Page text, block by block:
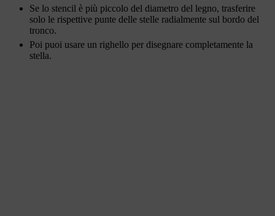
Se lo stencil è più piccolo del diametro del legno, trasferire
solo le rispettive punte delle stelle radialmente sul bordo del
tronco.
Poi puoi usare un righello per disegnare completamente la
stella.